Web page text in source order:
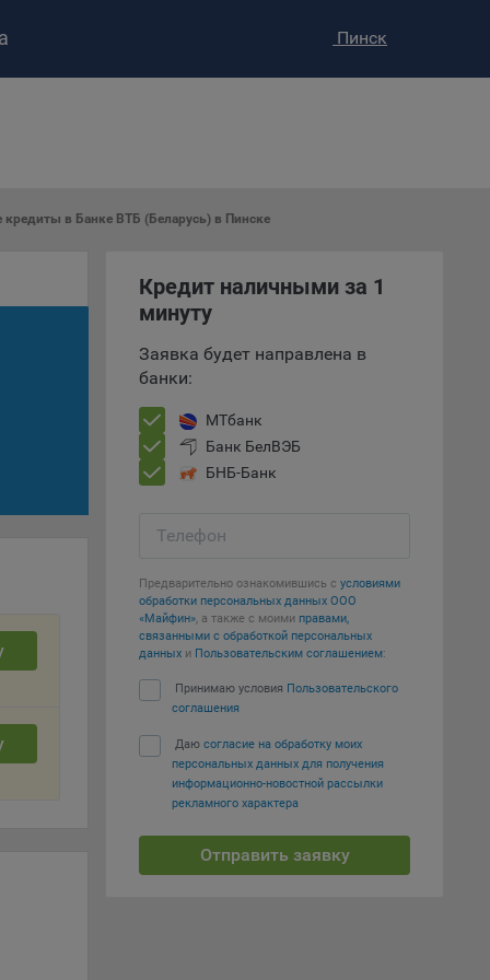
–
Пинск
кредиты в Банке ВТБ (Беларусь) в Пинске
Кредит наличными за 1
минуту
Заявка будет направлена в
банки:
МТбанк
Банк БелВЭБ
БНБ-Банк
Телефон
Предварительно ознакомившись с условиями
обработки персональных данных ООО
«Майфин», а также с моими правами,
связанными с обработкой персональных
данных и Пользовательским соглашением:
Принимаю условия Пользовательского
соглашения
Даю согласие на обработку моих
персональных данных для получения
информационно-новостной рассылки
рекламного характера
Отправить заявку